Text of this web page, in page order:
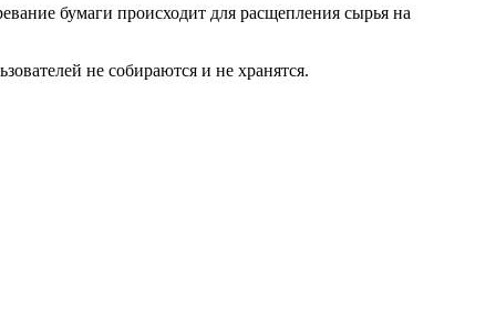
бумаги происходит для расщепления сырья на
не собираются и не хранятся.